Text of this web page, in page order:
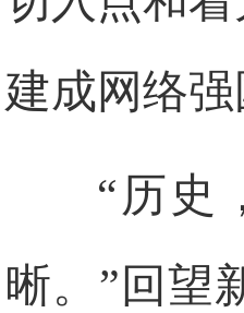
建成网络
“历史
晰。”回望